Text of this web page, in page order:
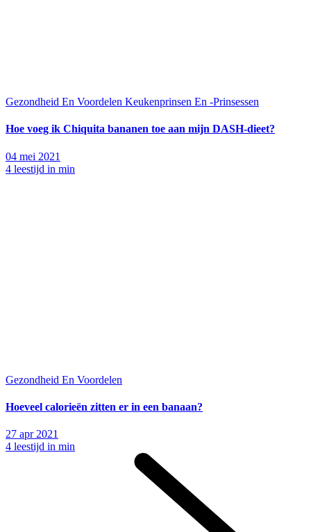
Gezondheid En Voordelen Keukenprinsen En -Prinsessen
Hoe voeg ik Chiquita bananen toe aan mijn DASH-dieet?
04 mei 2021
4 leestijd in min
Gezondheid En Voordelen
Hoeveel calorieën zitten er in een banaan?
27 apr 2021
4 leestijd in min